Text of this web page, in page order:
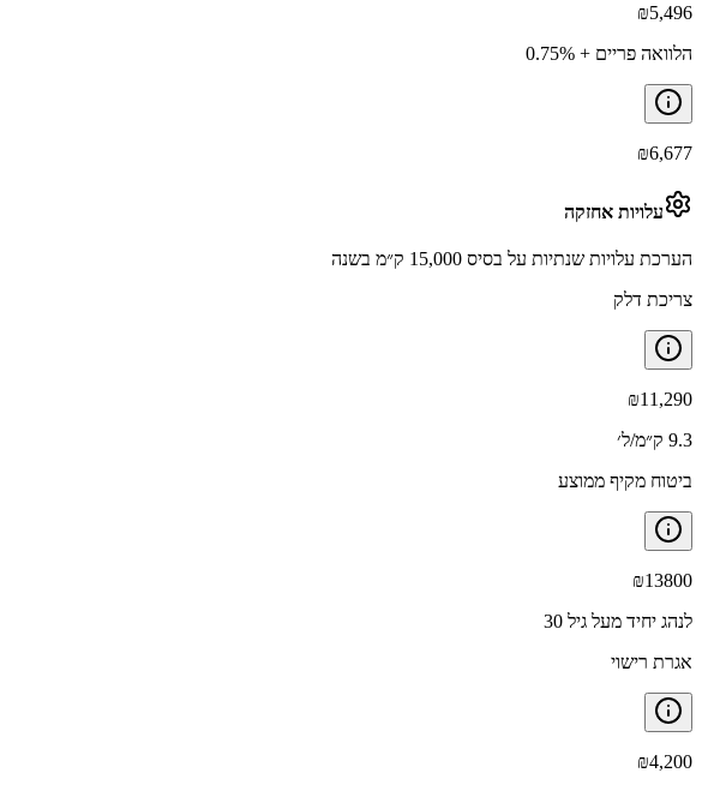
₪5,496
הלוואה פריים + 0.75%
₪6,677
עלויות אחזקה
הערכת עלויות שנתיות על בסיס 15,000 ק״מ בשנה
צריכת דלק
₪11,290
9.3 ק״מ/ל׳
ביטוח מקיף ממוצע
₪13800
לנהג יחיד מעל גיל 30
אגרת רישוי
₪4,200